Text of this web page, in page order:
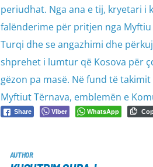
periudhat. Nga ana e tij, kryetari i
falënderime për pritjen nga
Turqi dhe se angazhimi dhe
shprehet i lumtur që Kosova për
gëzon pa masë. Në fund të
Myftiut Tërnava, emblemën e
Share Viber WhatsApp
AUTHOR